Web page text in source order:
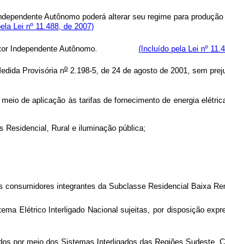
Autônomo poderá alterar seu regime para
Lei nº 11.488, de 2007)
Independente Autônomo. (Incluído pela Lei nº
Provisória no 2.198-5, de 24 de agosto de 2001, sem
de aplicação às tarifas de fornecimento de energia
Residencial, Rural e iluminação pública;
consumidores integrantes da Subclasse Residencial Baixa
Elétrico Interligado Nacional sujeitas, por disposição
por meio dos Sistemas Interligados das Regiões Sudeste,